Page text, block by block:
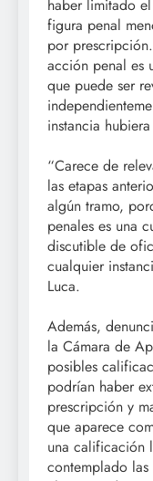
haber limitado
figura penal
por
acción penal es
que puede ser
instancia
“Carece de
las etapas
algún tramo,
penales es una
discutible de
cualquier
Luca.
Además,
la Cámara de
posibles
podrían haber
prescripción y
que aparece
una calificación
contemplado las